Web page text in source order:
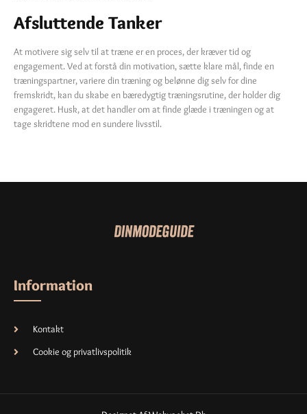
Afsluttende Tanker
At motivere sig selv til at træne er en proces, der kræver tid og
engagement. Ved at forstå din motivation, sætte klare mål, finde en
træningspartner, variere din træning og belønne dig selv for dine
fremskridt, kan du skabe en bæredygtig træningsrutine, der holder dig
engageret. Husk, at det handler om at finde glæde i træningen og at
tage skridtene mod en sundere livsstil.
Information
Kontakt
Cookie og privatlivspolitik